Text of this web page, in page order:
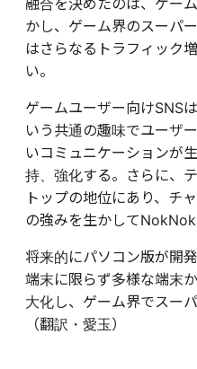
融合を決めたのは、ゲー
かし、ゲーム界のスーパ
はさらなるトラフィック
い。
ゲームユーザー向けSNS
いう共通の趣味でユーザ
いコミュニケーションが
持、強化する。さらに、
トップの地位にあり、チ
の強みを生かしてNokNok
将来的にパソコン版が開
端末に限らず多様な端末
大化し、ゲーム界でスー
（翻訳・愛玉）